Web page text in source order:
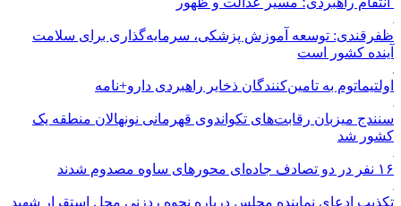
ظفرقندی: توسعه آموزش پزشکی، سرمایه‌گذاری برای سلامت
آینده کشور است
اولتیماتوم به تامین‌کنندگان ذخایر راهبردی دارو+نامه
سنندج میزبان رقابت‌های تکواندوی قهرمانی نونهالان منطقه یک
کشور شد
۱۶ نفر در دو تصادف جاده‌ای محورهای ساوه مصدوم شدند
تکذیب ادعای نماینده مجلس درباره نحوه ردزنی محل استقرار شهید